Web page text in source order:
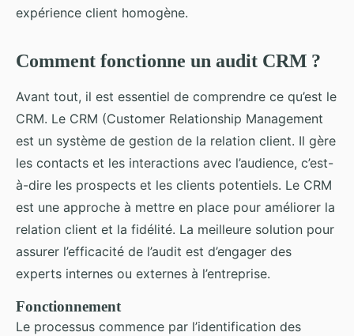
expérience client homogène.
Comment fonctionne un audit CRM ?
Avant tout, il est essentiel de comprendre ce qu’est le
CRM. Le CRM (Customer Relationship Management
est un système de gestion de la relation client. Il gère
les contacts et les interactions avec l’audience, c’est-
à-dire les prospects et les clients potentiels. Le CRM
est une approche à mettre en place pour améliorer la
relation client et la fidélité. La meilleure solution pour
assurer l’efficacité de l’audit est d’engager des
experts internes ou externes à l’entreprise.
Fonctionnement
Le processus commence par l’identification des